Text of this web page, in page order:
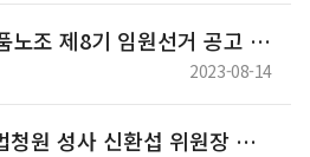
[중앙선관위]화섬식품노조 제8기 임원선거 공고
2023-08-14
산별교섭 활성화 입법청원 성사 신환섭 위원장 인사